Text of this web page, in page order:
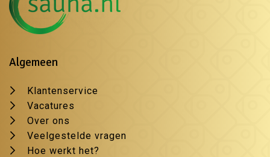
Algemeen
Klantenservice
Vacatures
Over ons
Veelgestelde vragen
Hoe werkt het?